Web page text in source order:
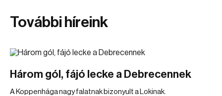
További híreink
Három gól, fájó lecke a Debrecennek
A Koppenhága nagy falatnak bizonyult a Lokinak.